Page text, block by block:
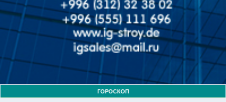
ГОРОСКОП